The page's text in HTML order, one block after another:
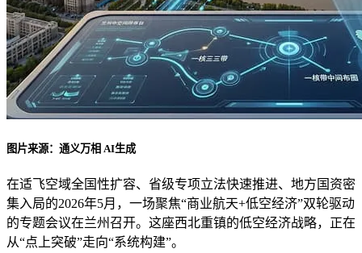
图片来源：通义万相 AI生成
在适飞空域全国性扩容、省级专项立法快速推进、地方国资密
集入局的2026年5月，一场聚焦“商业航天+低空经济”双轮驱动
的专题会议在兰州召开。这座西北重镇的低空经济战略，正在
从“点上突破”走向“系统构建”。